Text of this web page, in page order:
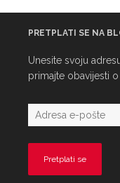
PRETPLATI SE NA
Unesite svoju
primajte obavijesti